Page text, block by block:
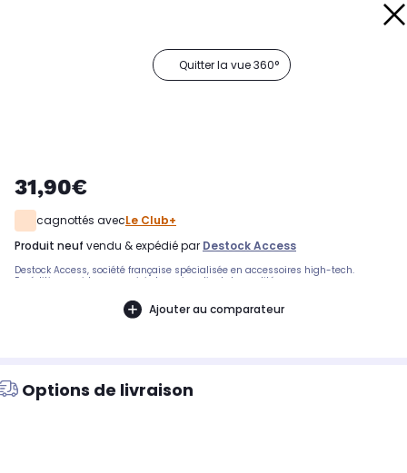
Quitter la vue 360°
31,90€
cagnottés avecLe Club+
produit neuf vendu & expédié par Destock Access
Destock Access, société française spécialisée en accessoires high-tech.
Expédition rapide avec suivi et service client de qualité.
Ajouter au comparateur
Options de livraison